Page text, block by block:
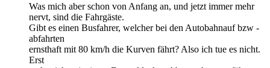
Was mich aber schon von Anfang an, und jetzt immer mehr
nervt, sind die Fahrgäste.
Gibt es einen Busfahrer, welcher bei den Autobahnauf bzw -
abfahrten
ernsthaft mit 80 km/h die Kurven fährt? Also ich tue es nicht.
Erst